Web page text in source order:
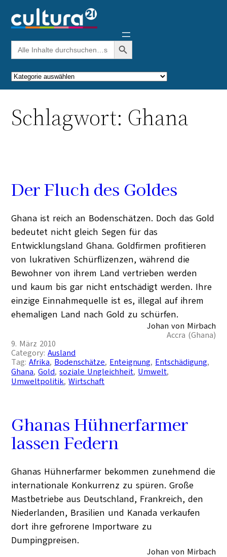
Inhalt
springen
Search
for:
Search Button
Kategorien
Schlagwort: Ghana
Der Fluch des Goldes
Ghana ist reich an Bodenschätzen. Doch das Gold
bedeutet nicht gleich Segen für das
Entwicklungsland Ghana. Goldfirmen profitieren
von lukrativen Schürflizenzen, während die
Bewohner von ihrem Land vertrieben werden
und kaum bis gar nicht entschädigt werden. Ihre
einzige Einnahmequelle ist es, illegal auf ihrem
ehemaligen Land nach Gold zu schürfen.
Johan von Mirbach
Accra (Ghana)
9. März 2010
Category:Ausland
Tag:Afrika, Bodenschätze, Enteignung, Entschädigung
Ghana, Gold, soziale Ungleichheit, Umwelt
Umweltpolitik, Wirtschaft
Ghanas Hühnerfarmer
lassen Federn
Ghanas Hühnerfarmer bekommen zunehmend die
internationale Konkurrenz zu spüren. Große
Mastbetriebe aus Deutschland, Frankreich, den
Niederlanden, Brasilien und Kanada verkaufen
dort ihre gefrorene Importware zu
Dumpingpreisen.
Johan von Mirbach